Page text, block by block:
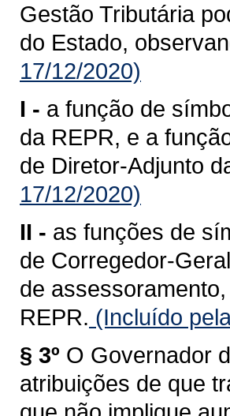
Gestão Tributária
do Estado,
17/12/2020)
I - a função de
da REPR, e a
de Diretor-Adjunto
17/12/2020)
II - as funções de
de Corregedor-
de
REPR. (Incluído
§ 3º O Governador
atribuições de que